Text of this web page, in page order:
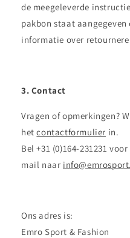
de meegeleverde
pakbon staat aangegeven
informatie over
3. Contact
Vragen of opmerkingen?
hetcontactformulier in.
Bel +31 (0)164-231231
mail naar
Ons adres is:
Emro Sport & Fashion